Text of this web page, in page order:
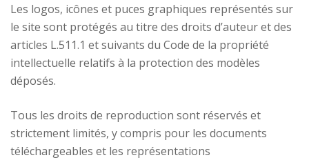
Les logos, icônes et puces graphiques représentés sur
le site sont protégés au titre des droits d’auteur et des
articles L.511.1 et suivants du Code de la propriété
intellectuelle relatifs à la protection des modèles
déposés.
Tous les droits de reproduction sont réservés et
strictement limités, y compris pour les documents
téléchargeables et les représentations